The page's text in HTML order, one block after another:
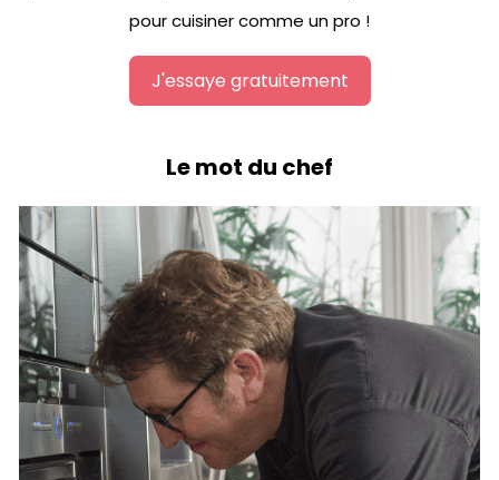
pour cuisiner comme un pro !
J'essaye gratuitement
Le mot du chef